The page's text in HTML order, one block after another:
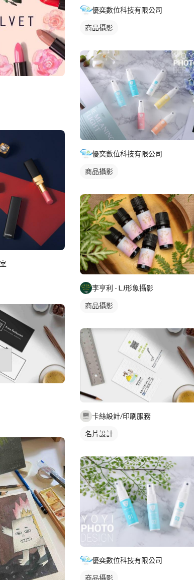
優奕數位科技有限公司
商品攝影
優奕數位科技有限公司
商品攝影
李亨利 - LJ形象攝影
商品攝影
卡絲設計/印刷服務
名片設計
優奕數位科技有限公司
商品攝影